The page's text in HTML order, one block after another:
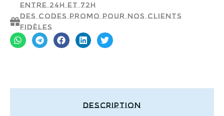
entre 24h et 72h
Des codes promo pour nos clients
fidèles
Description